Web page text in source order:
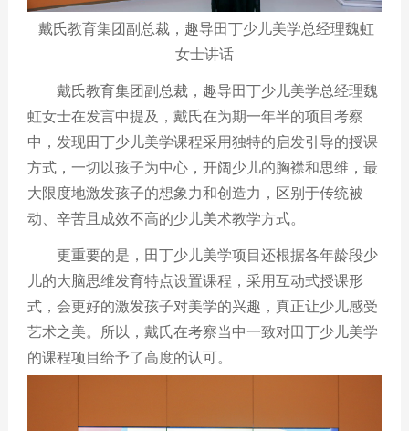
戴氏教育集团副总裁，趣导田丁少儿美学总经理魏虹
女士讲话
戴氏教育集团副总裁，趣导田丁少儿美学总经理魏
虹女士在发言中提及，戴氏在为期一年半的项目考察
中，发现田丁少儿美学课程采用独特的启发引导的授课
方式，一切以孩子为中心，开阔少儿的胸襟和思维，最
大限度地激发孩子的想象力和创造力，区别于传统被
动、辛苦且成效不高的少儿美术教学方式。
更重要的是，田丁少儿美学项目还根据各年龄段少
儿的大脑思维发育特点设置课程，采用互动式授课形
式，会更好的激发孩子对美学的兴趣，真正让少儿感受
艺术之美。所以，戴氏在考察当中一致对田丁少儿美学
的课程项目给予了高度的认可。